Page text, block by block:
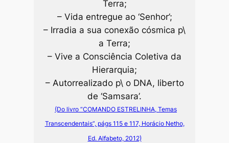
Terra;
– Vida entregue ao ‘Senhor’;
– Irradia a sua conexão cósmica p\
a Terra;
– Vive a Consciência Coletiva da
Hierarquia;
– Autorrealizado p\ o DNA, liberto
de ‘Samsara’.
(Do livro “COMANDO ESTRELINHA, Temas
Transcendentais”, págs 115 e 117, Horácio Netho,
Ed. Alfabeto, 2012)